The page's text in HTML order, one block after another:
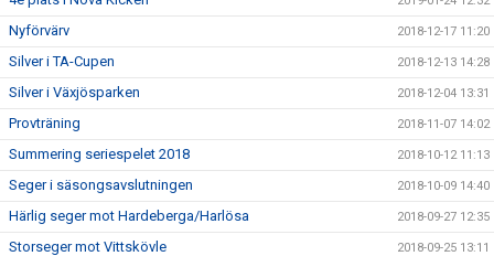
Nyförvärv 2018-12-17 11:20
Silver i TA-Cupen 2018-12-13 14:28
Silver i Växjösparken 2018-12-04 13:31
Provträning 2018-11-07 14:02
Summering seriespelet 2018 2018-10-12 11:13
Seger i säsongsavslutningen 2018-10-09 14:40
Härlig seger mot Hardeberga/Harlösa 2018-09-27 12:35
Storseger mot Vittskövle 2018-09-25 13:11